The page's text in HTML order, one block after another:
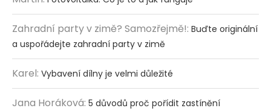
Zahradní party v zimě? Samozřejmě!: Buďte originální
a uspořádejte zahradní party v zimě
Karel: Vybavení dílny je velmi důležité
Jana Horáková: 5 důvodů proč pořídit zastínění